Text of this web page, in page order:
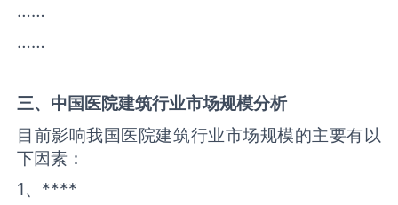
……
……
三、中国医院建筑行业市场规模分析
目前影响我国医院建筑行业市场规模的主要有以
下因素：
1、****